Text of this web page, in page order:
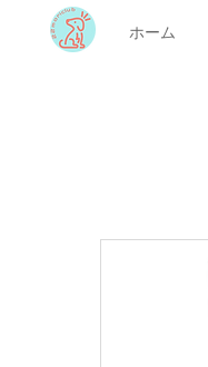
ホーム